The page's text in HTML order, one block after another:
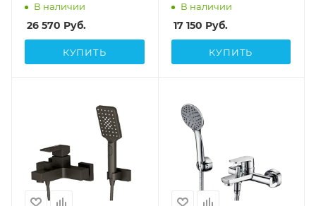
В наличии
26 570 Руб.
КУПИТЬ
В наличии
17 150 Руб.
КУПИТЬ